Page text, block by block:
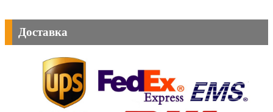
Доставка